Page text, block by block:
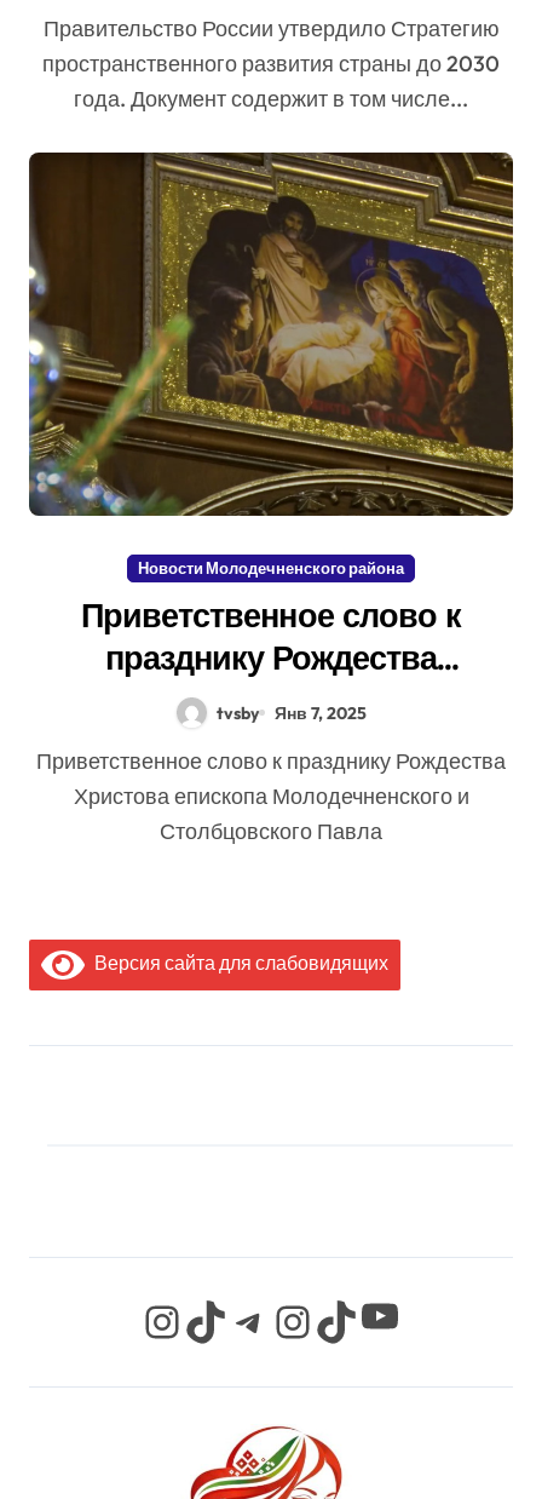
Правительство России утвердило Стратегию
пространственного развития страны до 2030
года. Документ содержит в том числе...
Новости Молодечненского района
Приветственное слово к
празднику Рождества
Христова епископа
Столбцовского Павла
tvsby Янв 7, 2025
Приветственное слово к празднику Рождества
Христова епископа Молодечненского и
Столбцовского Павла
Версия сайта для слабовидящих
InstagramTikTok Telegram InstagramTikTok YouTube